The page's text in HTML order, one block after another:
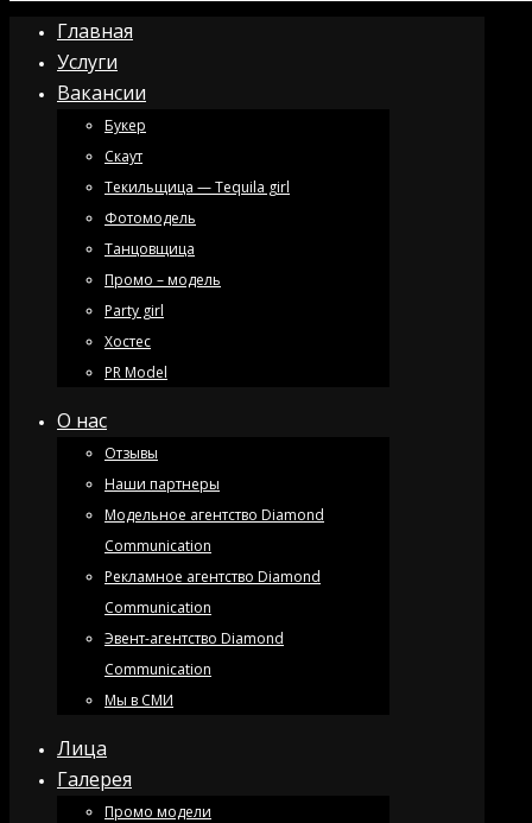
Главная
Услуги
Вакансии
Букер
Скаут
Текильщица — Tequila girl
Фотомодель
Танцовщица
Промо – модель
Party girl
Хостес
PR Model
О нас
Отзывы
Наши партнеры
Модельное агентство Diamond
Communication
Рекламное агентство Diamond
Communication
Эвент-агентство Diamond
Communication
Мы в СМИ
Лица
Галерея
Промо модели